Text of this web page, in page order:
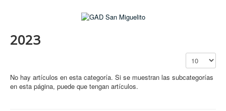
2023
Cantidad a
No hay artículos en esta categoría. Si se muestran las subcategorías
en esta página, puede que tengan artículos.